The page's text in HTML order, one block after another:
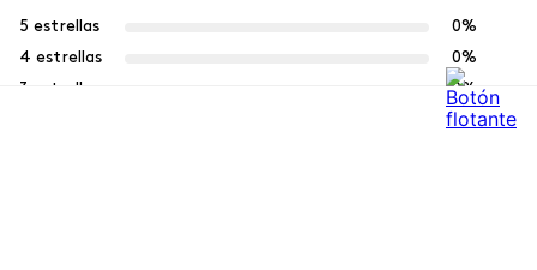
Por favor, inicia sesión para escribir un comentario.